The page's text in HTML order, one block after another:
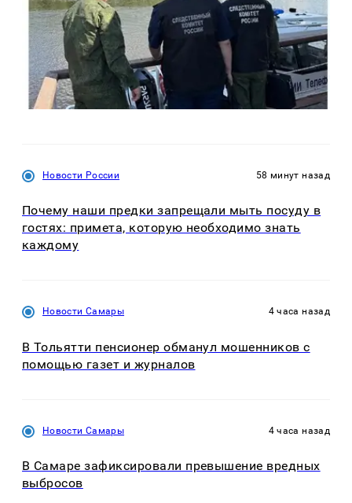
Новости России 58 минут назад
Почему наши предки запрещали мыть посуду в
гостях: примета, которую необходимо знать
каждому
Новости Самары 4 часа назад
В Тольятти пенсионер обманул мошенников с
помощью газет и журналов
Новости Самары 4 часа назад
В Самаре зафиксировали превышение вредных
выбросов